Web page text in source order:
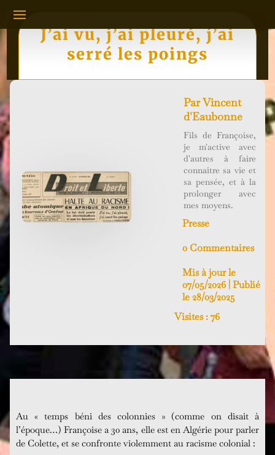
J’ai vu, j’ai pleuré, j’ai
serré les poings
ParVincent
d'Eaubonne
Fils de Françoise,
je m'active avec
d'autres à faire
connaitre sa vie et
sa pensée, et à la
prolonger avec
mes moyens.
Presse
0 Commentaires
Mis à jour le
07/05/2026 | Publié
le 28/03/2025
Visites : 76
Au « temps béni des colonnies » (comme on disait à
l’époque…) Françoise a 30 ans, elle est en Algérie pour parler
de Colette, et se confronte violemment au racisme colonial :